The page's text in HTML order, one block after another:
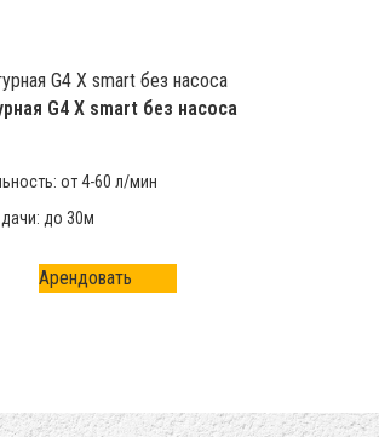
G4 X smart без насоса
от 4-60 л/мин
до 30м
Арендовать